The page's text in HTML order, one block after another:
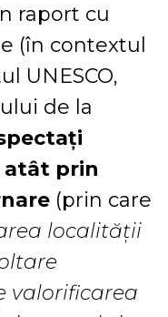
raport cu
(în contextul
UNESCO,
de la
atât prin
(prin care
localității
valorificarea